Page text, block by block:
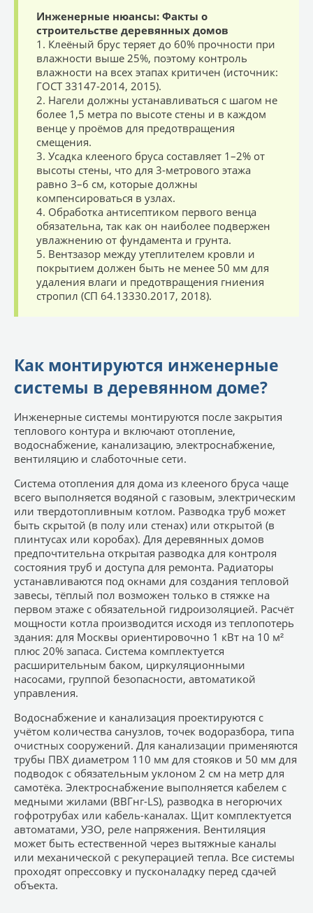
Инженерные нюансы: Факты о
строительстве деревянных домов
1. Клеёный брус теряет до 60% прочности при
влажности выше 25%, поэтому контроль
влажности на всех этапах критичен (источник:
ГОСТ 33147-2014, 2015).
2. Нагели должны устанавливаться с шагом не
более 1,5 метра по высоте стены и в каждом
венце у проёмов для предотвращения
смещения.
3. Усадка клееного бруса составляет 1–2% от
высоты стены, что для 3-метрового этажа
равно 3–6 см, которые должны
компенсироваться в узлах.
4. Обработка антисептиком первого венца
обязательна, так как он наиболее подвержен
увлажнению от фундамента и грунта.
5. Вентзазор между утеплителем кровли и
покрытием должен быть не менее 50 мм для
удаления влаги и предотвращения гниения
стропил (СП 64.13330.2017, 2018).
Как монтируются инженерные
системы в деревянном доме?
Инженерные системы монтируются после закрытия
теплового контура и включают отопление,
водоснабжение, канализацию, электроснабжение,
вентиляцию и слаботочные сети.
Система отопления для дома из клееного бруса чаще
всего выполняется водяной с газовым, электрическим
или твердотопливным котлом. Разводка труб может
быть скрытой (в полу или стенах) или открытой (в
плинтусах или коробах). Для деревянных домов
предпочтительна открытая разводка для контроля
состояния труб и доступа для ремонта. Радиаторы
устанавливаются под окнами для создания тепловой
завесы, тёплый пол возможен только в стяжке на
первом этаже с обязательной гидроизоляцией. Расчёт
мощности котла производится исходя из теплопотерь
здания: для Москвы ориентировочно 1 кВт на 10 м²
плюс 20% запаса. Система комплектуется
расширительным баком, циркуляционными
насосами, группой безопасности, автоматикой
управления.
Водоснабжение и канализация проектируются с
учётом количества санузлов, точек водоразбора, типа
очистных сооружений. Для канализации применяются
трубы ПВХ диаметром 110 мм для стояков и 50 мм для
подводок с обязательным уклоном 2 см на метр для
самотёка. Электроснабжение выполняется кабелем с
медными жилами (ВВГнг-LS), разводка в негорючих
гофротрубах или кабель-каналах. Щит комплектуется
автоматами, УЗО, реле напряжения. Вентиляция
может быть естественной через вытяжные каналы
или механической с рекуперацией тепла. Все системы
проходят опрессовку и пусконаладку перед сдачей
объекта.